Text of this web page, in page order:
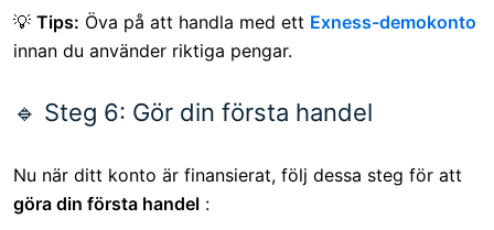
💡 Tips: Öva på att handla med ett Exness-demokonto
innan du använder riktiga pengar.
🔹 Steg 6: Gör din första handel
Nu när ditt konto är finansierat, följ dessa steg för att
göra din första handel :